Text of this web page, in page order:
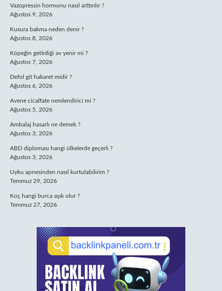
Vazopressin hormonu nasıl arttırılır ?
Ağustos 9, 2026
Kusura bakma neden denir ?
Ağustos 8, 2026
Köpeğin getirdiği av yenir mi ?
Ağustos 7, 2026
Defol git hakaret midir ?
Ağustos 6, 2026
Avene cicalfate nemlendirici mi ?
Ağustos 5, 2026
Ambalaj hasarlı ne demek ?
Ağustos 3, 2026
ABD diploması hangi ülkelerde geçerli ?
Ağustos 3, 2026
Uyku apnesinden nasıl kurtulabilirim ?
Temmuz 29, 2026
Koç hangi burca aşık olur ?
Temmuz 27, 2026